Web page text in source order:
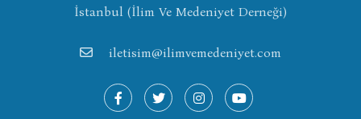
İstanbul (İlim Ve Medeniyet Derneği)
iletisim@ilimvemedeniyet.com